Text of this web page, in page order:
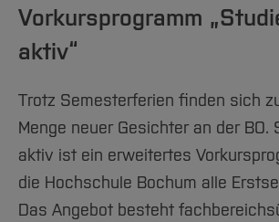
Vorkursprogramm
aktiv“
Trotz Semesterferien finden sich
Menge neuer Gesichter an der BO.
aktiv ist ein erweitertes
die Hochschule Bochum alle
Das Angebot besteht